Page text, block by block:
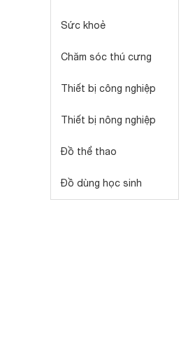
Sức khoẻ
Chăm sóc thú cưng
Thiết bị công nghiệp
Thiết bị nông nghiệp
Đồ thể thao
Đồ dùng học sinh